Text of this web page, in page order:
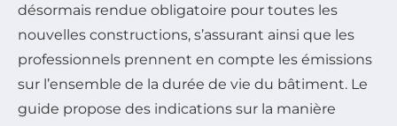
désormais rendue obligatoire pour toutes les
nouvelles constructions, s’assurant ainsi que les
professionnels prennent en compte les émissions
sur l’ensemble de la durée de vie du bâtiment. Le
guide propose des indications sur la manière